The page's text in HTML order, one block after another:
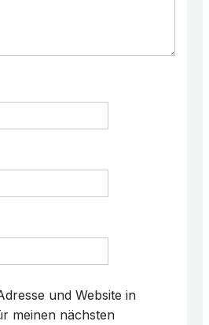
und Website in
meinen nächsten